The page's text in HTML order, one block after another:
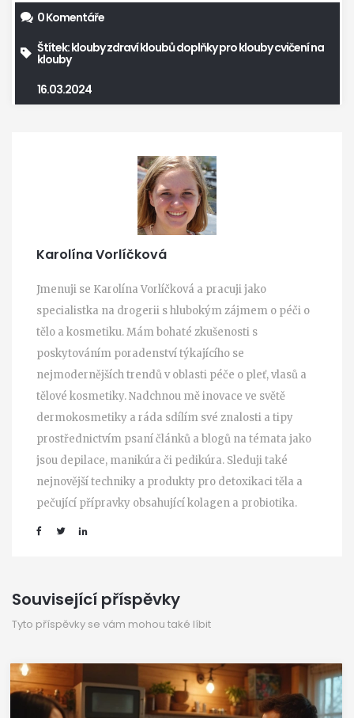
0 Komentáře
Štítek:kloubyzdraví kloubůdoplňky pro kloubycvičení na
klouby
16.03.2024
Karolína Vorlíčková
Jmenuji se Karolína Vorlíčková a pracuji jako
specialistka na drogerii s hlubokým zájmem o péči o
tělo a kosmetiku. Mám bohaté zkušenosti s
poskytováním poradenství týkajícího se
nejmodernějších trendů v oblasti péče o pleť, vlasů a
tělové kosmetiky. Nadchnou mě inovace ve světě
dermokosmetiky a ráda sdílím své znalosti a tipy
prostřednictvím psaní článků a blogů na témata jako
jsou depilace, manikúra či pedikúra. Sleduji také
nejnovější techniky a produkty pro detoxikaci těla a
pečující přípravky obsahující kolagen a probiotika.
Související příspěvky
Tyto příspěvky se vám mohou také líbit